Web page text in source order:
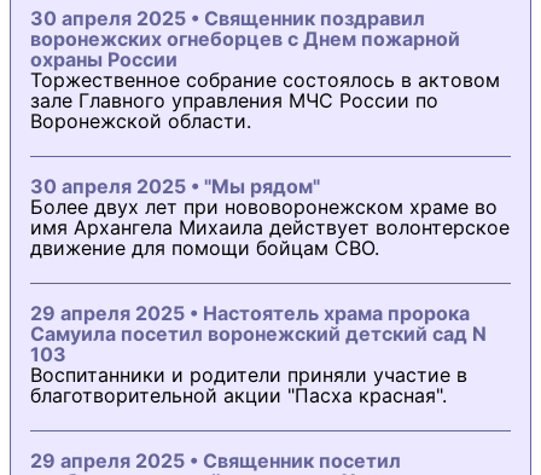
30 апреля 2025 • Священник поздравил
воронежских огнеборцев с Днем пожарной
охраны России
Торжественное собрание состоялось в актовом
зале Главного управления МЧС России по
Воронежской области.
30 апреля 2025 • "Мы рядом"
Более двух лет при нововоронежском храме во
имя Архангела Михаила действует волонтерское
движение для помощи бойцам СВО.
29 апреля 2025 • Настоятель храма пророка
Самуила посетил воронежский детский сад N
103
Воспитанники и родители приняли участие в
благотворительной акции "Пасха красная".
29 апреля 2025 • Священник посетил